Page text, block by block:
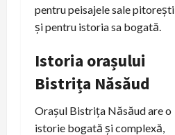
pentru peisajele sale pitorești
și pentru istoria sa bogată.
Istoria orașului
Bistrița Năsăud
Orașul Bistrița Năsăud are o
istorie bogată și complexă,